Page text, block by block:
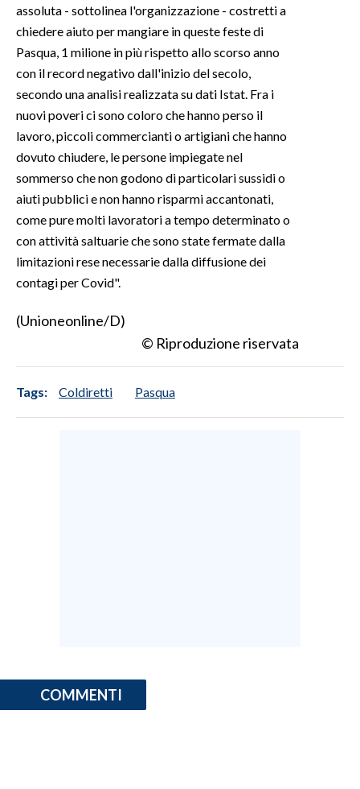
assoluta - sottolinea l'organizzazione - costretti a
chiedere aiuto per mangiare in queste feste di
Pasqua, 1 milione in più rispetto allo scorso anno
con il record negativo dall'inizio del secolo,
secondo una analisi realizzata su dati Istat. Fra i
nuovi poveri ci sono coloro che hanno perso il
lavoro, piccoli commercianti o artigiani che hanno
dovuto chiudere, le persone impiegate nel
sommerso che non godono di particolari sussidi o
aiuti pubblici e non hanno risparmi accantonati,
come pure molti lavoratori a tempo determinato o
con attività saltuarie che sono state fermate dalla
limitazioni rese necessarie dalla diffusione dei
contagi per Covid".
(Unioneonline/D)
© Riproduzione riservata
Tags: Coldiretti Pasqua
COMMENTI